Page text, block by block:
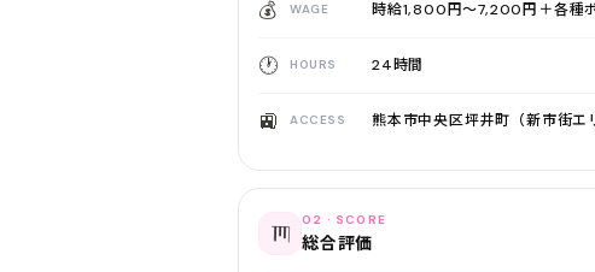
💰 WAGE 時給1,800円〜7,200円＋各種
🕐 HOURS 24時間
🚉 ACCESS 熊本市中央区坪井町（新市街エ
📊 02 · SCORE
総合評価